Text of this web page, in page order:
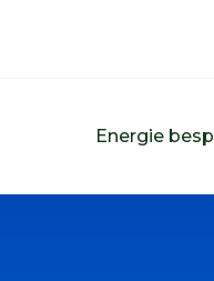
Energie